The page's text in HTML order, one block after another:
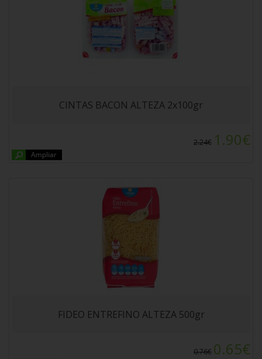
CINTAS BACON ALTEZA 2x100gr
2.24€ 1.90€
FIDEO ENTREFINO ALTEZA 500gr
0.76€ 0.65€
JABON LIQUIDO MANOS INFANTIL CROWE